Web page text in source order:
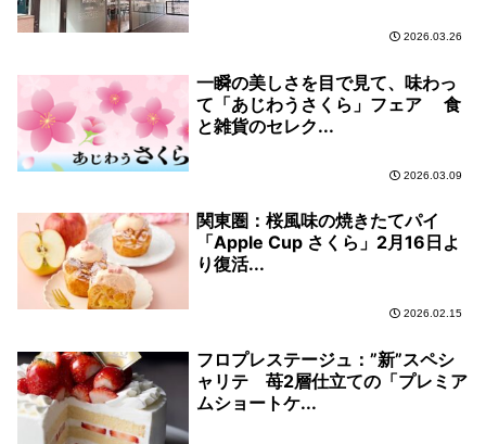
2026.03.26
一瞬の美しさを目で見て、味わっ
て「あじわうさくら」フェア 食
と雑貨のセレク...
2026.03.09
関東圏：桜風味の焼きたてパイ
「Apple Cup さくら」2月16日よ
り復活...
2026.02.15
フロプレステージュ：”新”スペシ
ャリテ 苺2層仕立ての「プレミア
ムショートケ...